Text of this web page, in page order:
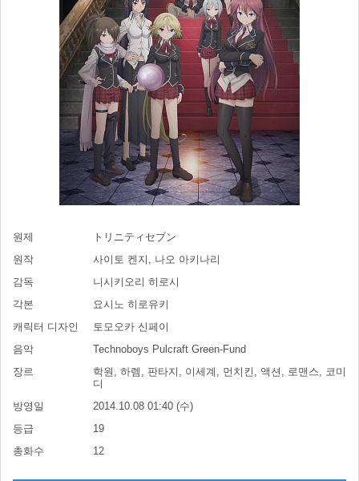
원제
トリニティセブン
원작
사이토 켄지, 나오 아키나리
감독
니시키오리 히로시
각본
요시노 히로유키
캐릭터 디자인
토모오카 신페이
음악
Technoboys Pulcraft Green-Fund
장르
학원, 하렘, 판타지, 이세계, 먼치킨, 액션, 로맨스, 코미
디
방영일
2014.10.08 01:40 (수)
등급
19
총화수
12